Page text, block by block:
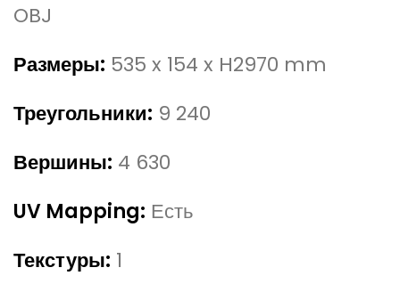
OBJ
Размеры: 535 x 154 x H2970 mm
Треугольники: 9 240
Вершины: 4 630
UV Mapping: Есть
Текстуры: 1